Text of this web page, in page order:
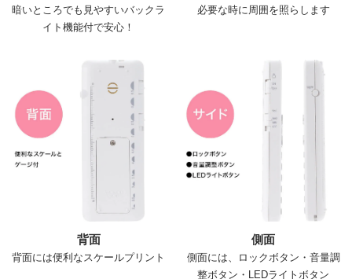
暗いところでも見やすいバックラ
イト機能付で安心！
必要な時に周囲を照らします
背面
背面には便利なスケールプリント
側面
側面には、ロックボタン・音量調
整ボタン・LEDライトボタン